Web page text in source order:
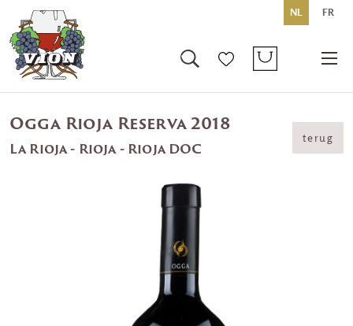
NL FR
Ogga Rioja Reserva 2018
La Rioja - Rioja - Rioja DOC
terug